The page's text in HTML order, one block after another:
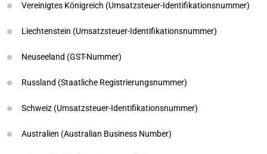
Vereinigtes Königreich (Umsatzsteuer-Identifikationsnummer)
Liechtenstein (Umsatzsteuer-Identifikationsnummer)
Neuseeland (GST-Nummer)
Russland (Staatliche Registrierungsnummer)
Schweiz (Umsatzsteuer-Identifikationsnummer)
Australien (Australian Business Number)